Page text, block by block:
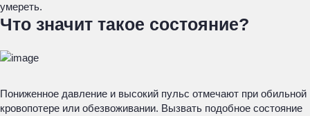
умереть.
Что значит такое состояние?
Пониженное давление и высокий пульс отмечают при обильной
кровопотере или обезвоживании. Вызвать подобное состояние